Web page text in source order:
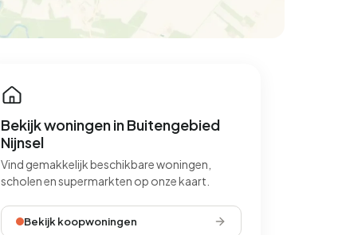
Bekijk woningen in Buitengebied
Nijnsel
Vind gemakkelijk beschikbare woningen,
scholen en supermarkten op onze kaart.
Bekijk koopwoningen